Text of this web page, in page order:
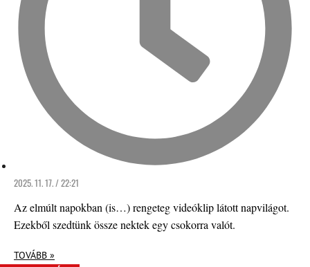
2025. 11. 17. / 22:21
Az elmúlt napokban (is…) rengeteg videóklip látott napvilágot.
Ezekből szedtünk össze nektek egy csokorra valót.
TOVÁBB »